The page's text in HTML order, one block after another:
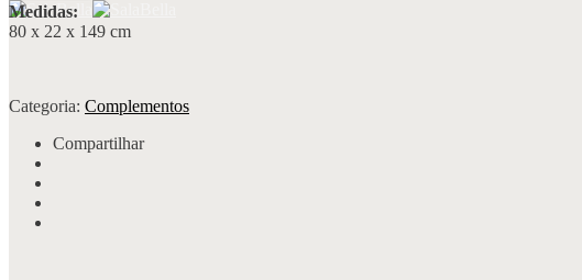
Medidas:
80 x 22 x 149 cm
Categoria: Complementos
Compartilhar